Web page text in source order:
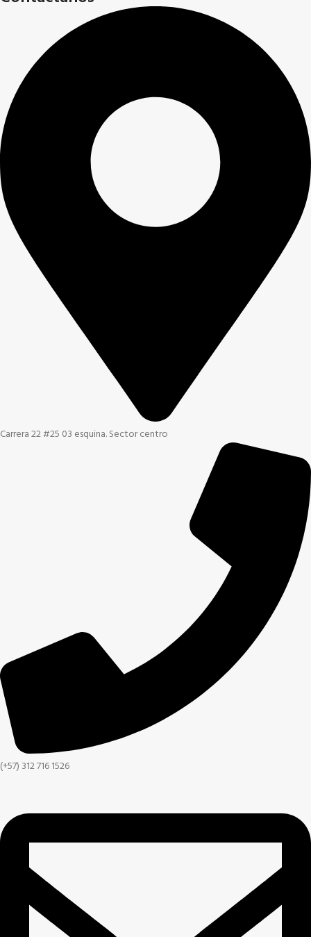
Carrera 22 #25 03 esquina. Sector centro
(+57) 312 716 1526